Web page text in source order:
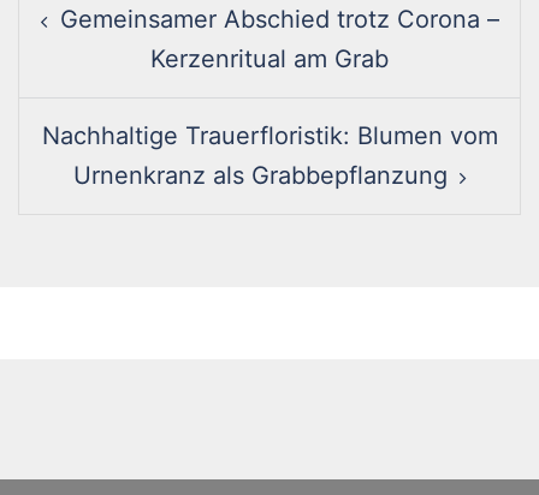
navigation
Gemeinsamer Abschied trotz Corona –
Kerzenritual am Grab
Nachhaltige Trauerfloristik: Blumen vom
Urnenkranz als Grabbepflanzung